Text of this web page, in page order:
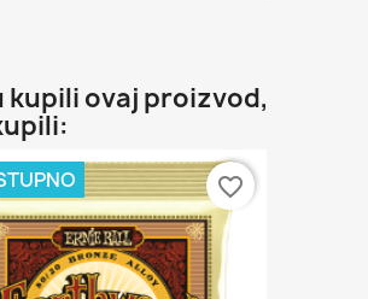
kupili ovaj proizvod,
favorite_border